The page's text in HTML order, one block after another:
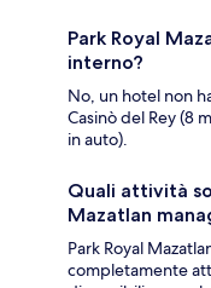
Park Royal
interno?
No, un hotel non
Casinò del Rey (8
in auto).
Quali attività
Mazatlan
Park Royal
completamente